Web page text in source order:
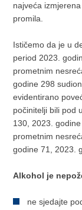
najveća
promila.
Ističemo da je u
period 2023.
prometnim
godine 298
evidentirano
počinitelji bili pod
130, 2023.
prometnim
godine 71, 2023.
Alkohol je
ne sjedajte